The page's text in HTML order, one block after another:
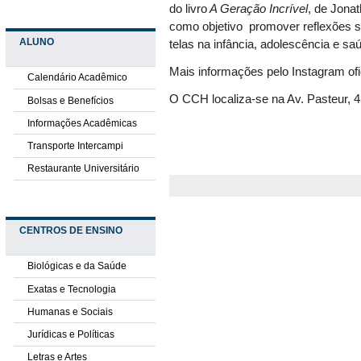
ALUNO
Calendário Acadêmico
Bolsas e Benefícios
Informações Acadêmicas
Transporte Intercampi
Restaurante Universitário
CENTROS DE ENSINO
Biológicas e da Saúde
Exatas e Tecnologia
Humanas e Sociais
Jurídicas e Políticas
Letras e Artes
do livroA Geração Incrível, de
como objetivo promover reflexões
telas na infância, adolescência e
Mais informações pelo Instagram
O CCH localiza-se naAv. Pasteur,